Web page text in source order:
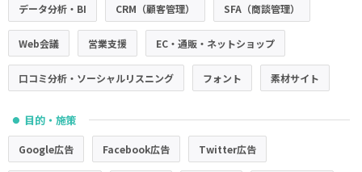
データ分析・BI CRM（顧客管理） SFA（商談管理）
Web会議 営業支援 EC・通販・ネットショップ
口コミ分析・ソーシャルリスニング フォント 素材サイト
● 目的・施策
Google広告 Facebook広告 Twitter広告